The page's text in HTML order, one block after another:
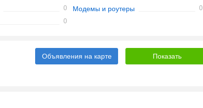
0 Модемы и роутеры 0
0
Объявления на карте